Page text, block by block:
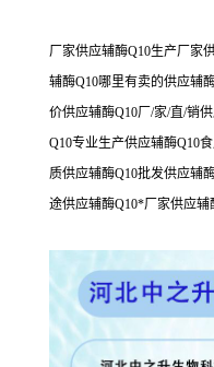
厂家供应辅酶Q10生产厂家
辅酶Q10哪里有卖的供应辅
价供应辅酶Q10厂/家/直/销
Q10专业生产供应辅酶Q10
质供应辅酶Q10批发供应辅
途供应辅酶Q10*厂家供应辅